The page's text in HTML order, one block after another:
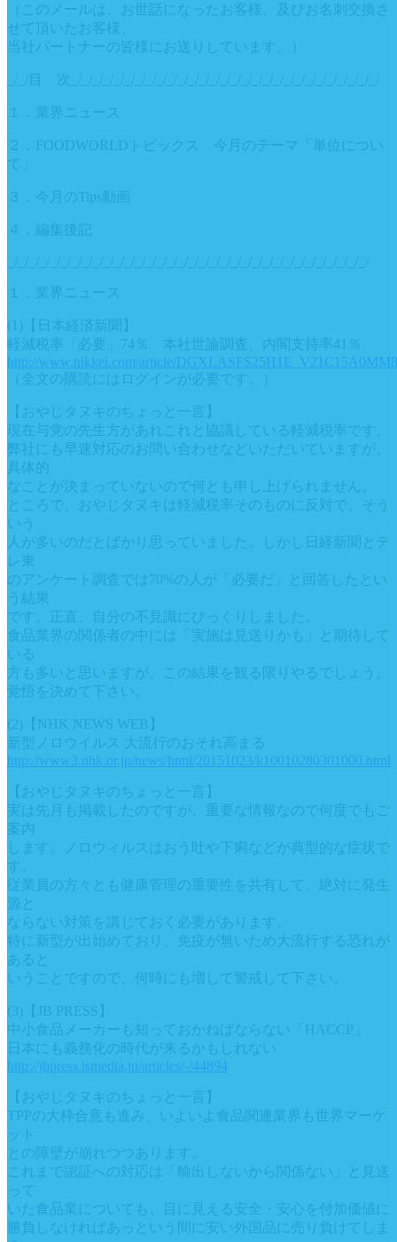
（このメールは、お世話になったお客様、及びお名刺交換さ
せて頂いたお客様、
当社パートナーの皆様にお送りしています。）
_/_/目 次_/_/_/_/_/_/_/_/_/_/_/_/_/_/_/_/_/_/_/_/_/_/_/_/_/_/_/_/_/
１．業界ニュース
２．FOODWORLDトピックス 今月のテーマ「単位につい
て」
３．今月のTips動画
４．編集後記
１．業界ニュース
(1)【日本経済新聞】
軽減税率「必要」74％ 本社世論調査、内閣支持率41％
http://www.nikkei.com/article/
（全文の購読にはログインが必要です。）
【おやじタヌキのちょっと一言】
現在与党の先生方があれこれと協議している軽減税率です。
弊社にも早速対応のお問い合わせなどいただいていますが、
具体的
なことが決まっていないので何とも申し上げられません。
ところで、おやじタヌキは軽減税率そのものに反対で、そう
いう
人が多いのだとばかり思っていました。しかし日経新聞とテ
レ東
のアンケート調査では70%の人が「必要だ」と回答したとい
う結果
です。正直、自分の不見識にびっくりしました。
食品業界の関係者の中には「実施は見送りかも」と期待して
いる
方も多いと思いますが、この結果を観る限りやるでしょう。
覚悟を決めて下さい。
(2)【NHK NEWS WEB】
新型ノロウイルス 大流行のおそれ高まる
http://www3.nhk.or.jp/news/html/20151023/k10010280301000.html
【おやじタヌキのちょっと一言】
実は先月も掲載したのですが、重要な情報なので何度でもご
案内
します。ノロウィルスはおう吐や下痢などが典型的な症状で
す。
従業員の方々とも健康管理の重要性を共有して、絶対に発生
源と
ならない対策を講じておく必要があります。
特に新型が出始めており、免疫が無いため大流行する恐れが
あると
いうことですので、何時にも増して警戒して下さい。
(3)【JB PRESS】
中小食品メーカーも知っておかねばならない「HACCP」
日本にも義務化の時代が来るかもしれない
http://jbpress.ismedia.jp/articles/-/44894
【おやじタヌキのちょっと一言】
TPPの大枠合意も進み、いよいよ食品関連業界も世界マーケ
ット
との障壁が崩れつつあります。
これまで認証への対応は「輸出しないから関係ない」と見送
って
いた食品業についても、目に見える安全・安心を付加価値に
勝負しなければあっという間に安い外国品に売り負けてしま